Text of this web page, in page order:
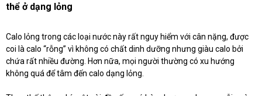
thể ở dạng lỏng
Calo lỏng trong các loại nước này rất nguy hiểm với cân nặng, được
coi là calo “rỗng” vì không có chất dinh dưỡng nhưng giàu calo bởi
chứa rất nhiều đường. Hơn nữa, mọi người thường có xu hướng
không quá để tâm đến calo dạng lỏng.